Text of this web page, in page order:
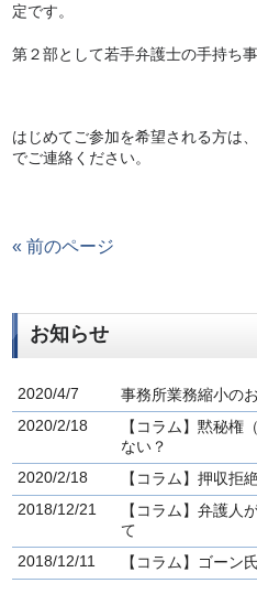
定です。
第２部として若手弁護士の手持ち
はじめてご参加を希望される方は
でご連絡ください。
« 前のページ
お知らせ
2020/4/7
事務所業務縮小の
2020/2/18
【コラム】黙秘権
ない？
2020/2/18
【コラム】押収拒
2018/12/21
【コラム】弁護人
て
2018/12/11
【コラム】ゴーン